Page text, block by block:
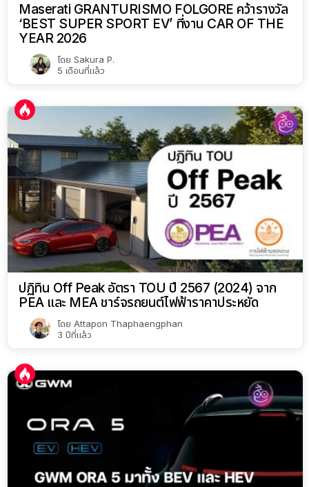
Maserati GRANTURISMO FOLGORE คว้ารางวัล
‘BEST SUPER SPORT EV’ ที่งาน CAR OF THE
YEAR 2026
โดย Sakura P.
5 เดือนที่แล้ว
ปฏิทิน Off Peak อัตรา TOU ปี 2567 (2024) จาก
PEA และ MEA ชาร์จรถยนต์ไฟฟ้าราคาประหยัด
โดย Attapon Thaphaengphan
3 ปีที่แล้ว